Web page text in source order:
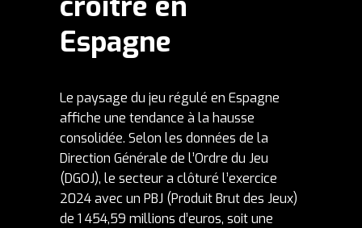
Espagne
Le paysage du jeu régulé en Espagne
affiche une tendance à la hausse
consolidée. Selon les données de la
Direction Générale de l’Ordre du Jeu
(DGOJ), le secteur a clôturé l’exercice
2024 avec un PBJ (Produit Brut des Jeux)
de 1 454,59 millions d’euros, soit une